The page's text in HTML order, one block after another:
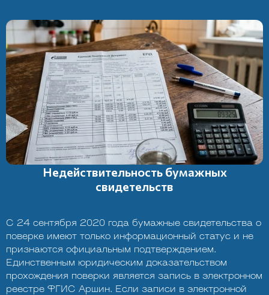
Недействительность бумажных
свидетельств
С 24 сентября 2020 года бумажные свидетельства о
поверке имеют только информационный статус и не
признаются официальным подтверждением.
Единственным юридическим доказательством
прохождения поверки является запись в электронном
реестре ФГИС Аршин. Если записи в электронной